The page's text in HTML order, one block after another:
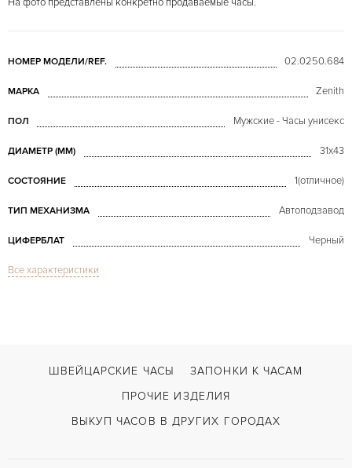
НОМЕР МОДЕЛИ/REF. 02.0250.684
МАРКА Zenith
ПОЛ Мужские - Часы унисекс
ДИАМЕТР (MM) 31x43
СОСТОЯНИЕ 1(отличное)
ТИП МЕХАНИЗМА Автоподзавод
ЦИФЕРБЛАТ Черный
СТЕКЛО
ВОЗМОЖНОСТИ ДОСТАВКИ С документами, С футляром
Все характеристики
ШВЕЙЦАРСКИЕ ЧАСЫ
ЗАПОНКИ К ЧАСАМ
ПРОЧИЕ ИЗДЕЛИЯ
ВЫКУП ЧАСОВ В ДРУГИХ ГОРОДАХ